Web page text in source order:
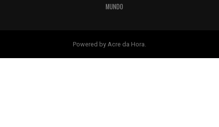
MUNDO
Powered by Acre da Hora.